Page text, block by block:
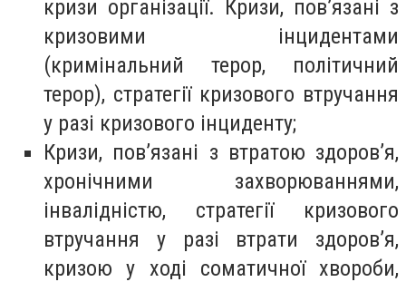
кризи організації. Кризи, пов’язані з
кризовими інцидентами
(кримінальний терор, політичний
терор), стратегії кризового втручання
у разі кризового інциденту;
Кризи, пов’язані з втратою здоров’я,
хронічними захворюваннями,
інвалідністю, стратегії кризового
втручання у разі втрати здоров’я,
кризою у ході соматичної хвороби,